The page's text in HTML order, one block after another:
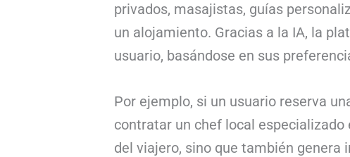
privados, masajistas, guías
un alojamiento. Gracias a la IA, la
usuario, basándose en sus
Por ejemplo, si un usuario reserva
contratar un chef local
del viajero, sino que también genera